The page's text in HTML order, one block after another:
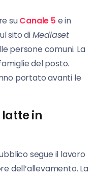
suCanale 5 e in
sito diMediaset
persone comuni. La
del posto.
portato avanti le
in
segue il lavoro
dell’allevamento. La